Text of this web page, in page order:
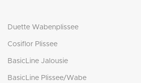
Duette Wabenplissee
Cosiflor Plissee
BasicLine Jalousie
BasicLine Plissee/Wabe